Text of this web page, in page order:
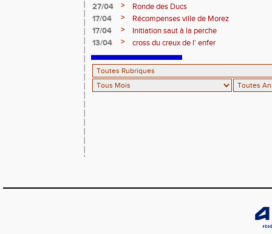
27/04
>
Ronde des Ducs
17/04
>
Récompenses ville de Morez
17/04
>
Initiation saut à la perche
13/04
> cross du creux de l' enfer